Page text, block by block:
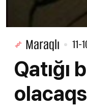
Maraqlı 11-
Qatığı